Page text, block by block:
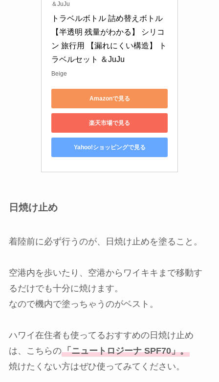
＆JuJu
トラベルボトル 詰め替えボトル
【半透明 残量がわかる】 シリコ
ン 旅行用 【漏れにくい構造】 ト
ラベルセット ＆JuJu
Beige
Amazonで見る
楽天市場で見る
Yahoo!ショッピングで見る
日焼け止め
着陸前に必ず行うのが、日焼け止めを塗ること。
空港内を歩いたり、空港からワイキキまで移動す
るだけでも十分に焼けます。
なので機内で塗っちゃうのがベスト。
ハワイ在住者も使ってるおすすめの日焼け止め
は、こちらの「ニュートロジーナ SPF70」。
焼けたくない方はぜひ使ってみてください。